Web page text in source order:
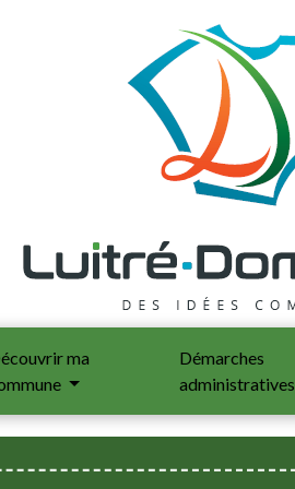
ma
Démarches
administratives